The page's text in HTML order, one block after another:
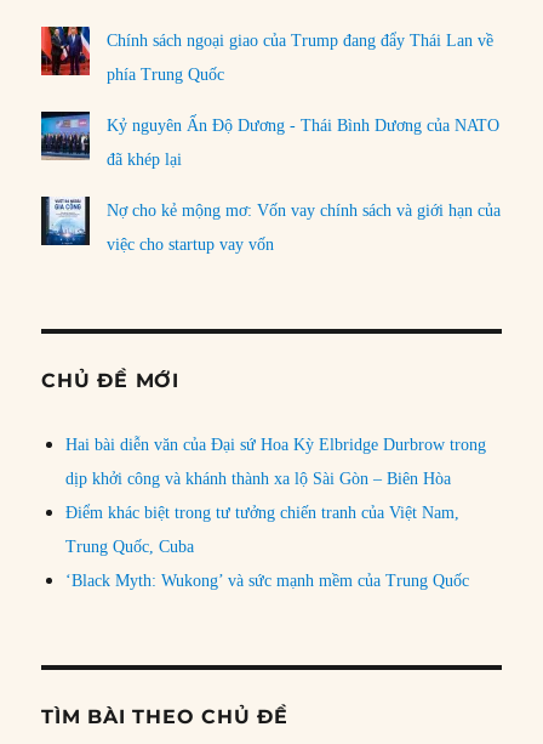
Chính sách ngoại giao của Trump đang đẩy Thái Lan về
phía Trung Quốc
Kỷ nguyên Ấn Độ Dương - Thái Bình Dương của NATO
đã khép lại
Nợ cho kẻ mộng mơ: Vốn vay chính sách và giới hạn của
việc cho startup vay vốn
CHỦ ĐỀ MỚI
Hai bài diễn văn của Đại sứ Hoa Kỳ Elbridge Durbrow trong
dịp khởi công và khánh thành xa lộ Sài Gòn – Biên Hòa
Điểm khác biệt trong tư tưởng chiến tranh của Việt Nam,
Trung Quốc, Cuba
‘Black Myth: Wukong’ và sức mạnh mềm của Trung Quốc
TÌM BÀI THEO CHỦ ĐỀ